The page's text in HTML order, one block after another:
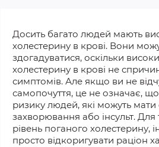
Досить багато людей мають
холестерину в крові. Вони
здогадуватися, оскільки
холестерину в крові не
симптомів. Але якщо ви не
самопочуття, це не означає, що
ризику людей, які можуть мати
захворювання або інсульт.
рівень поганого холестерину,
просто відкоригувати раціон